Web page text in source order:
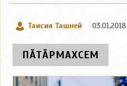
Таисия Ташней
ПӐТӐРМАХСЕМ